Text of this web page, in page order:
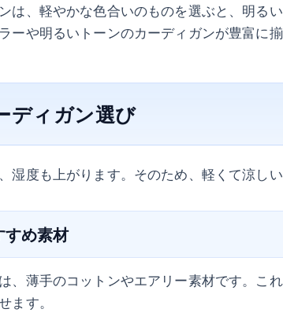
は、軽やかな色合いのものを選ぶと、明る
ーや明るいトーンのカーディガンが豊富に揃
ディガン選び
湿度も上がります。そのため、軽くて涼し
め素材
、薄手のコットンやエアリー素材です。こ
ます。